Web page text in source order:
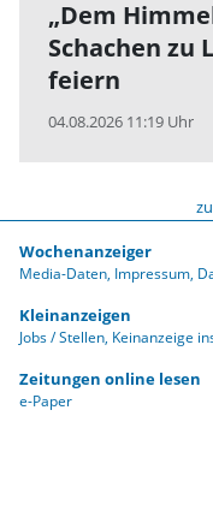
„Dem
Schachen zu
feiern
04.08.2026 11:19 Uhr
Wochenanzeiger
Media-Daten Impressum
Kleinanzeigen
Jobs / Stellen Keinanzeige
Zeitungen online lesen
e-Paper